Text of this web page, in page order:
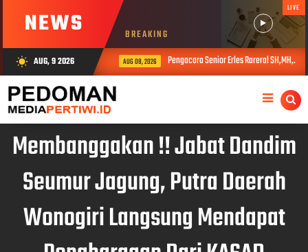
NEWS BREAKING
LIVE
wb_sunny AUG, 9 2026 AUG 08, 2026 Pengacara Senior Erles Rareral SH,MH,.:
Membanggakan !! Jabat Dandim
Seumur Jagung, Putra Daerah
Wonogiri Langsung Mendapat